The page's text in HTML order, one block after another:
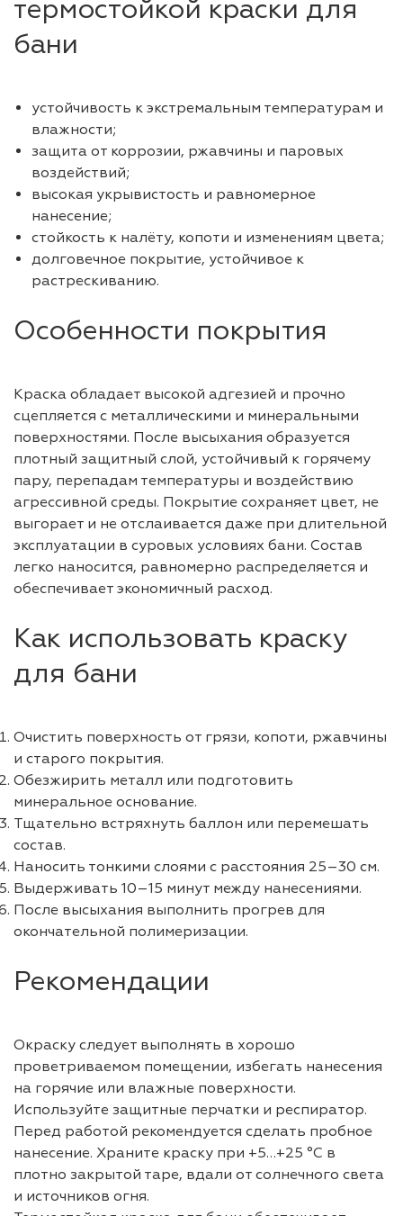
термостойкой краски для
бани
устойчивость к экстремальным температурам и
влажности;
защита от коррозии, ржавчины и паровых
воздействий;
высокая укрывистость и равномерное
нанесение;
стойкость к налёту, копоти и изменениям цвета;
долговечное покрытие, устойчивое к
растрескиванию.
Особенности покрытия
Краска обладает высокой адгезией и прочно
сцепляется с металлическими и минеральными
поверхностями. После высыхания образуется
плотный защитный слой, устойчивый к горячему
пару, перепадам температуры и воздействию
агрессивной среды. Покрытие сохраняет цвет, не
выгорает и не отслаивается даже при длительной
эксплуатации в суровых условиях бани. Состав
легко наносится, равномерно распределяется и
обеспечивает экономичный расход.
Как использовать краску
для бани
Очистить поверхность от грязи, копоти, ржавчины
и старого покрытия.
Обезжирить металл или подготовить
минеральное основание.
Тщательно встряхнуть баллон или перемешать
состав.
Наносить тонкими слоями с расстояния 25–30 см.
Выдерживать 10–15 минут между нанесениями.
После высыхания выполнить прогрев для
окончательной полимеризации.
Рекомендации
Окраску следует выполнять в хорошо
проветриваемом помещении, избегать нанесения
на горячие или влажные поверхности.
Используйте защитные перчатки и респиратор.
Перед работой рекомендуется сделать пробное
нанесение. Храните краску при +5…+25 °C в
плотно закрытой таре, вдали от солнечного света
и источников огня.